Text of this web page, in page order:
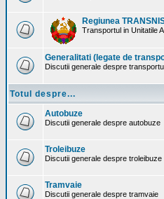
Regiunea
Transportul in Unitatile
Generalitati (legate de
Discutii generale despre
Totul despre...
Autobuze
Discutii generale despre autobuze
Troleibuze
Discutii generale despre troleibuze
Tramvaie
Discutii generale despre tramvaie